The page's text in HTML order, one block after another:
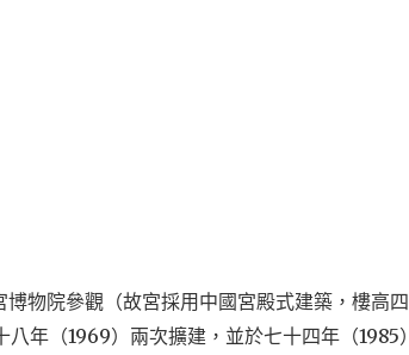
院參觀（故宮採用中國宮殿式建築，樓高四
年（1969）兩次擴建，並於七十四年（1985）